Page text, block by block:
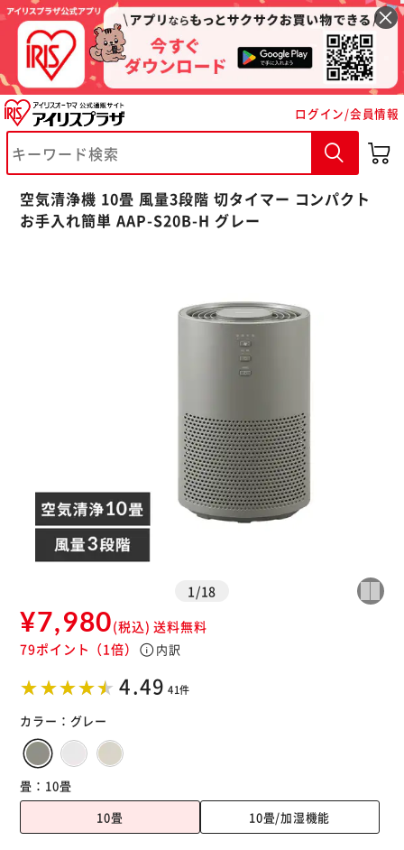
ログイン/会員情報
空気清浄機 10畳 風量3段階 切タイマー コンパクト
お手入れ簡単 AAP-S20B-H グレー
1 /18
¥7,980(税込) 送料無料
79ポイント （1倍） info内訳
4.49 41件
カラー： グレー
畳： 10畳
10畳
10畳/加湿機能
※ご確認ください